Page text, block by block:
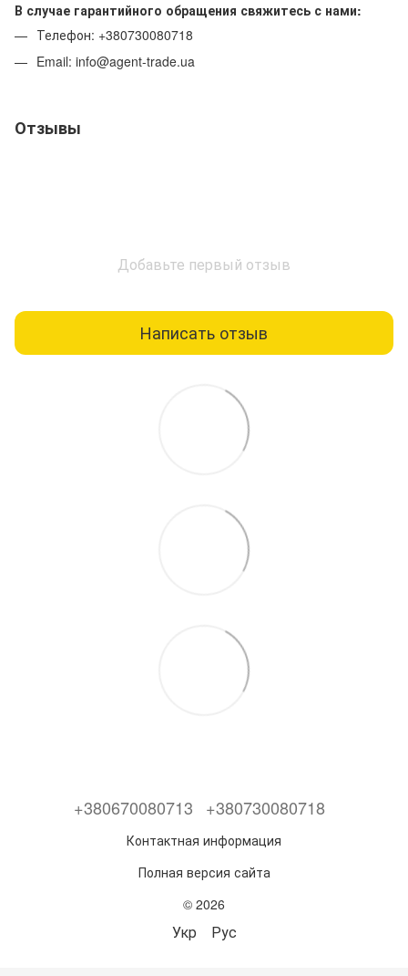
В случае гарантийного обращения свяжитесь с нами:
Телефон: +380730080718
Email: info@agent-trade.ua
Отзывы
Добавьте первый отзыв
Написать отзыв
+380670080713 +380730080718
Контактная информация
Полная версия сайта
© 2026
Укр Рус